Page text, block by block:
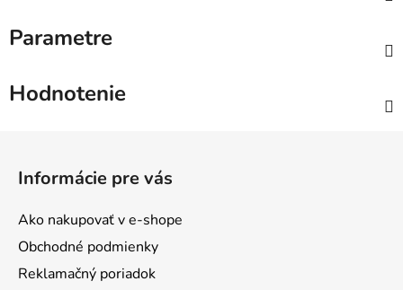
Parametre
Hodnotenie
Informácie pre vás
Ako nakupovať v e-shope
Obchodné podmienky
Reklamačný poriadok